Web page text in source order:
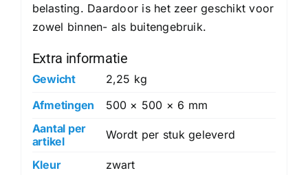
belasting. Daardoor is het zeer geschikt voor
zowel binnen- als buitengebruik.
Extra informatie
Gewicht
2,25 kg
Afmetingen
500 × 500 × 6 mm
Aantal per
artikel
Wordt per stuk geleverd
Kleur
zwart